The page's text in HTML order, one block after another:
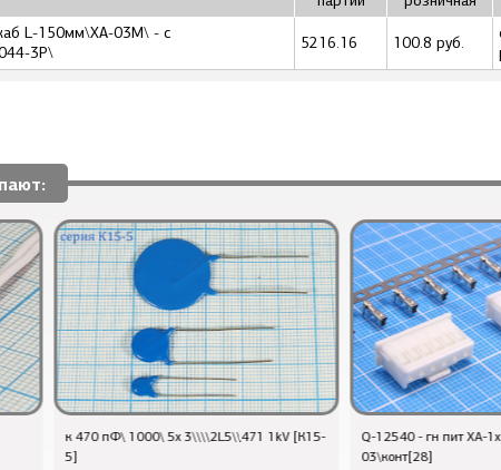
L-150мм\XA-03M\ - с
3P\
5216.16 100.8 руб.
к 470 пФ\ 1000\ 5x 3\\\\2L5\\471 1kV [К15-
5]
Q-12540 - гн пит XA-
03\конт[28]